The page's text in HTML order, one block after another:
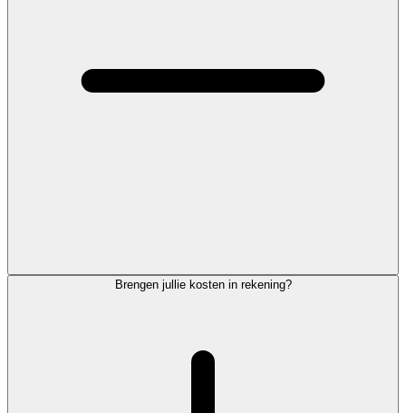
Brengen jullie kosten in rekening?